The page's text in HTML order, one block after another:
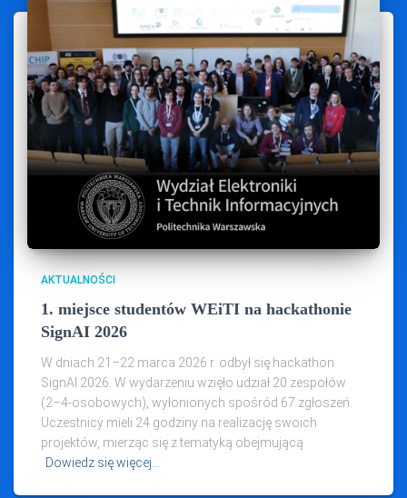
AKTUALNOŚCI
1. miejsce studentów WEiTI na hackathonie
SignAI 2026
W dniach 21–22 marca 2026 r. odbył się hackathon
SignAI 2026. W wydarzeniu wzięło udział 20 zespołów
(2–4‑osobowych), wyłonionych spośród 67 zgłoszeń.
Uczestnicy mieli 24 godziny na realizację swoich
projektów, mierząc się z tematyką obejmującą
Dowiedz się więcej…